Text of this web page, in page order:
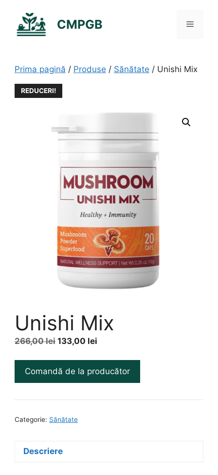
conținut
CMPGB Meniu
Prima pagină / Produse / Sănătate / Unishi Mix
REDUCERI!
Unishi Mix
266,00lei Prețul
fost:
133,00 lei
133,00 lei.
Comandă de la producător
Categorie: Sănătate
Descriere